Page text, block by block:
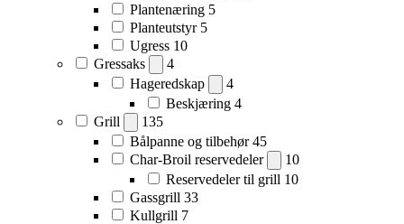
Plantenæring 5
Planteutstyr 5
Ugress 10
Gressaks
4
Hageredskap
4
Beskjæring 4
Grill
135
Bålpanne og tilbehør 45
Char-Broil reservedeler
10
Reservedeler til grill 10
Gassgrill 33
Kullgrill 7